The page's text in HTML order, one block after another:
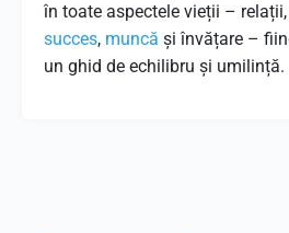
în toate aspectele vieții – relații,
succes, muncă și învățare –
un ghid de echilibru și umilință.